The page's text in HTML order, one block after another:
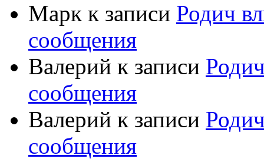
Марк к записи Родич
сообщения
Валерий к записи
сообщения
Валерий к записи
сообщения